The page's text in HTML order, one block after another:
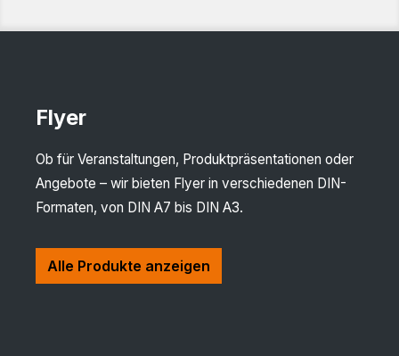
Flyer
Ob für Veranstaltungen, Produktpräsentationen oder
Angebote – wir bieten Flyer in verschiedenen DIN-
Formaten, von DIN A7 bis DIN A3.
Alle Produkte anzeigen